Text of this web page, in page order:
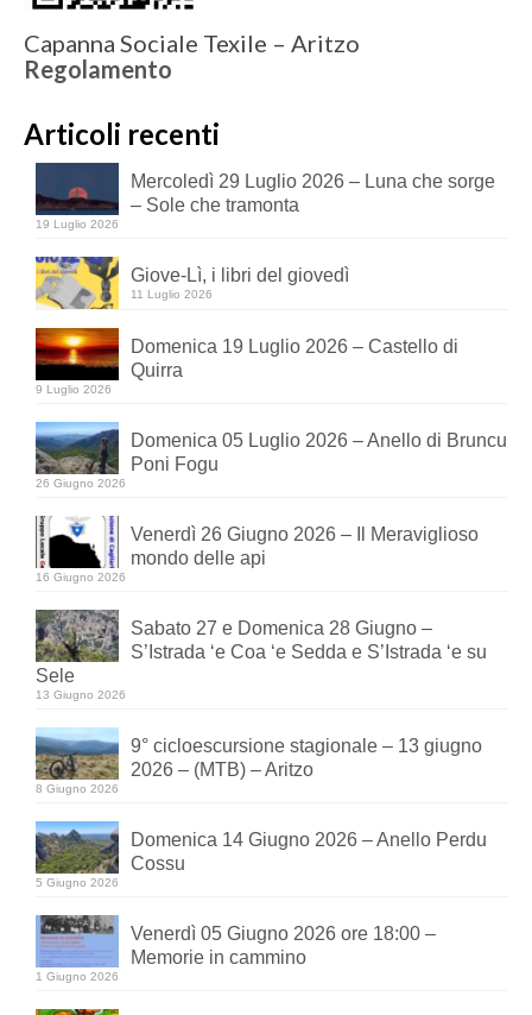
Capanna Sociale Texile – Aritzo
Regolamento
Articoli recenti
Mercoledì 29 Luglio 2026 – Luna che sorge
– Sole che tramonta
19 Luglio 2026
Giove-Lì, i libri del giovedì
11 Luglio 2026
Domenica 19 Luglio 2026 – Castello di
Quirra
9 Luglio 2026
Domenica 05 Luglio 2026 – Anello di Bruncu
Poni Fogu
26 Giugno 2026
Venerdì 26 Giugno 2026 – Il Meraviglioso
mondo delle api
16 Giugno 2026
Sabato 27 e Domenica 28 Giugno –
S’Istrada ‘e Coa ‘e Sedda e S’Istrada ‘e su
Sele
13 Giugno 2026
9° cicloescursione stagionale – 13 giugno
2026 – (MTB) – Aritzo
8 Giugno 2026
Domenica 14 Giugno 2026 – Anello Perdu
Cossu
5 Giugno 2026
Venerdì 05 Giugno 2026 ore 18:00 –
Memorie in cammino
1 Giugno 2026